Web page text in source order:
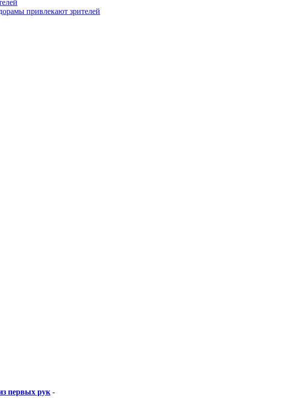
привлекают зрителей
первых рук -